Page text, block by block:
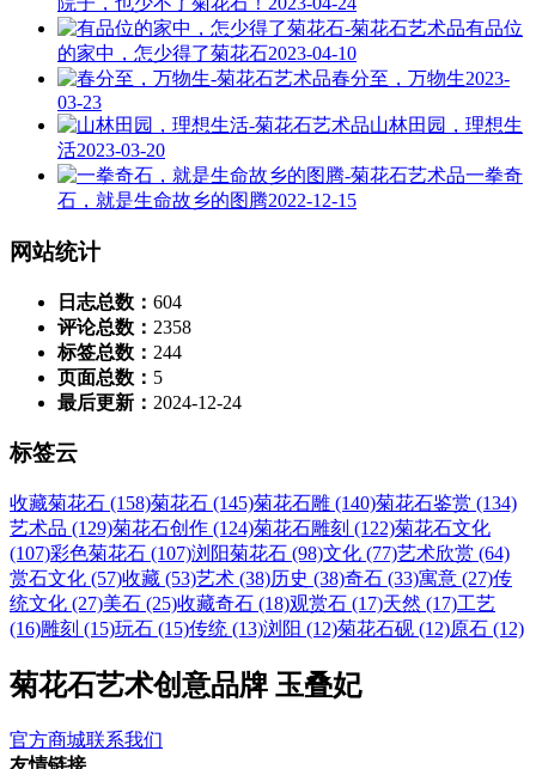
有品位
的家中，怎少得了菊花石2023-04-10
春分至，万物生2023-
03-23
山林田园，理想生
活2023-03-20
一拳奇
石，就是生命故乡的图腾2022-12-15
网站统计
日志总数： 604
评论总数： 2358
标签总数： 244
页面总数： 5
最后更新： 2024-12-24
标签云
收藏菊花石 (158)菊花石 (145)菊花石雕 (140)菊花石鉴赏 (134)
艺术品 (129)菊花石创作 (124)菊花石雕刻 (122)菊花石文化
(107)彩色菊花石 (107)浏阳菊花石 (98)文化 (77)艺术欣赏 (64)
赏石文化 (57)收藏 (53)艺术 (38)历史 (38)奇石 (33)寓意 (27)传
统文化 (27)美石 (25)收藏奇石 (18)观赏石 (17)天然 (17)工艺
(16)雕刻 (15)玩石 (15)传统 (13)浏阳 (12)菊花石砚 (12)原石 (12)
菊花石艺术创意品牌 玉叠妃
官方商城联系我们
友情链接